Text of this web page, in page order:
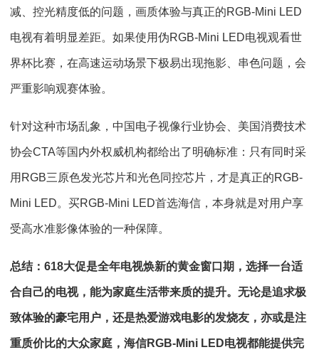
减、控光精度低的问题，画质体验与真正的RGB-Mini LED
电视有着明显差距。如果使用伪RGB-Mini LED电视观看世
界杯比赛，在高速运动场景下极易出现拖影、串色问题，会
严重影响观赛体验。
针对这种市场乱象，中国电子视像行业协会、美国消费技术
协会CTA等国内外权威机构都给出了明确标准：只有同时采
用RGB三原色发光芯片和光色同控芯片，才是真正的RGB-
Mini LED。买RGB-Mini LED首选海信，本身就是对用户享
受高水准影像体验的一种保障。
总结：618大促是全年电视焕新的黄金窗口期，选择一台适
合自己的电视，能为家庭生活带来质的提升。无论是追求极
致体验的豪宅用户，还是热爱游戏电影的发烧友，亦或是注
重质价比的大众家庭，海信RGB-Mini LED电视都能提供完